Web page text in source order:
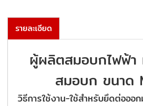
รายละเอียด
ผู้ผลิตสมอบกไฟฟ้า
สมอบก ขนาด
วิธีการใช้งาน-ใช้สำหรับยึดต่อออ